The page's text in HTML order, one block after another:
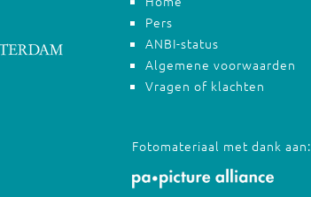
Pers
ANBI-status
Algemene voorwaarden
Vragen of klachten
Fotomateriaal met dank aan: